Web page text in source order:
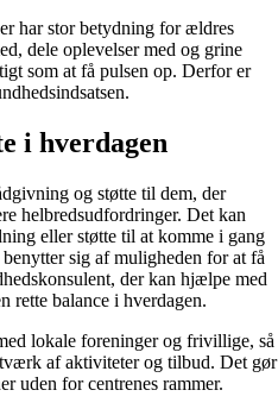
har stor betydning for ældres
dele oplevelser med og grine
som at få pulsen op. Derfor er
i hverdagen
og støtte til dem, der
helbredsudfordringer. Det kan
eller støtte til at komme i gang
sig af muligheden for at få
der kan hjælpe med
rette balance i hverdagen.
lokale foreninger og frivillige, så
af aktiviteter og tilbud. Det gør
uden for centrenes rammer.